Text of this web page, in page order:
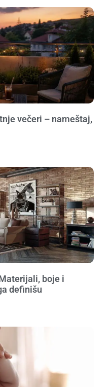
večeri – nameštaj,
boje i
definišu